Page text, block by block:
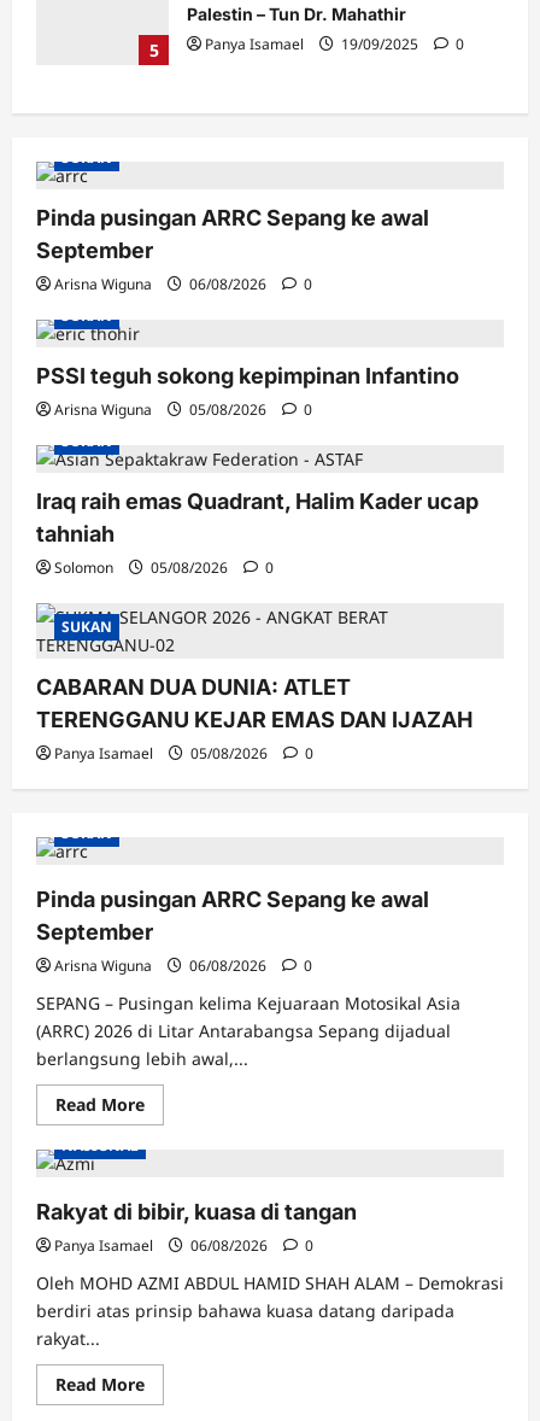
5
Palestin – Tun Dr. Mahathir
Panya Isamael
19/09/2025 0
SUKAN
Pinda pusingan ARRC Sepang ke awal
September
Arisna Wiguna 06/08/2026
0
SUKAN
PSSI teguh sokong kepimpinan Infantino
Arisna Wiguna 05/08/2026
0
SUKAN
Iraq raih emas Quadrant, Halim Kader ucap
tahniah
Solomon 05/08/2026 0
SUKAN
CABARAN DUA DUNIA: ATLET
TERENGGANU KEJAR EMAS DAN IJAZAH
Panya Isamael 05/08/2026 0
SUKAN
Pinda pusingan ARRC Sepang ke awal
September
Arisna Wiguna 06/08/2026 0
SEPANG – Pusingan kelima Kejuaraan Motosikal Asia
(ARRC) 2026 di Litar Antarabangsa Sepang dijadual
berlangsung lebih awal,...
Read MoreRead
more
Pinda
Sepang
ke
awal
September
NASIONAL
Rakyat di bibir, kuasa di tangan
Panya Isamael 06/08/2026 0
Oleh MOHD AZMI ABDUL HAMID SHAH ALAM – Demokrasi
berdiri atas prinsip bahawa kuasa datang daripada
rakyat...
Read MoreRead
more